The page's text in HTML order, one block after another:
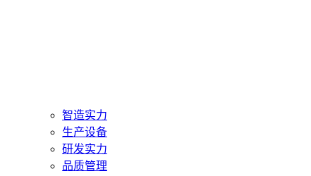
智造实力
生产设备
研发实力
品质管理